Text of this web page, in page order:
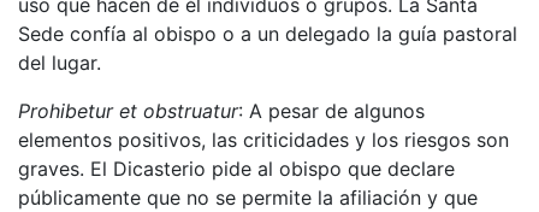
Sede confía al obispo o a un delegado la guía pastoral
del lugar.
Prohibetur et obstruatur: A pesar de algunos
elementos positivos, las criticidades y los riesgos son
graves. El Dicasterio pide al obispo que declare
públicamente que no se permite la afiliación y que